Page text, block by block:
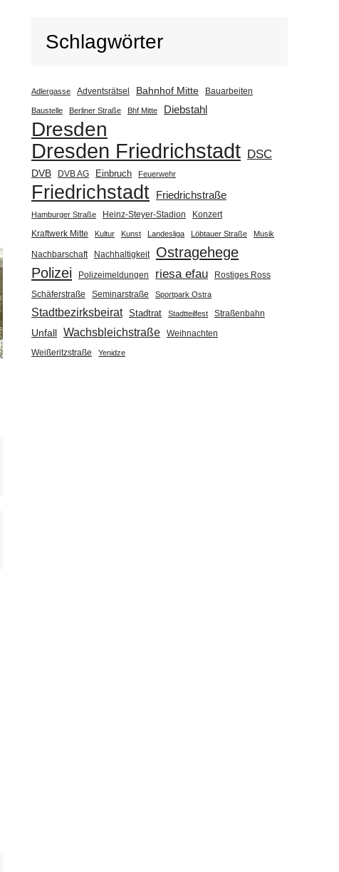
Schlagwörter
Adlergasse Adventsrätsel Bahnhof Mitte Bauarbeiten
Baustelle Berliner Straße Bhf Mitte Diebstahl
Dresden
Dresden Friedrichstadt DSC
DVB DVB AG Einbruch Feuerwehr
Friedrichstadt Friedrichstraße
Hamburger Straße Heinz-Steyer-Stadion
Konzert
Kraftwerk Mitte
Kultur Kunst Landesliga Löbtauer Straße Musik
Nachbarschaft Nachhaltigkeit
Ostragehege
Polizei
Polizeimeldungen riesa efau Rostiges Ross
Schäferstraße Seminarstraße Sportpark Ostra
Stadtbezirksbeirat Stadtrat Stadtteilfest Straßenbahn
Unfall Wachsbleichstraße
Weihnachten
Weißeritzstraße
Yenidze